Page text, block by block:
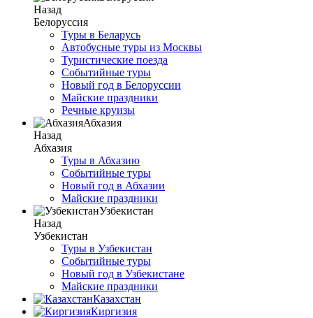
Назад
Белоруссия
Туры в Беларусь
Автобусные туры из Москвы
Туристические поезда
Событийные туры
Новый год в Белоруссии
Майские праздники
Речные круизы
Абхазия
Назад
Абхазия
Туры в Абхазию
Событийные туры
Новый год в Абхазии
Майские праздники
Узбекистан
Назад
Узбекистан
Туры в Узбекистан
Событийные туры
Новый год в Узбекистане
Майские праздники
Казахстан
Киргизия